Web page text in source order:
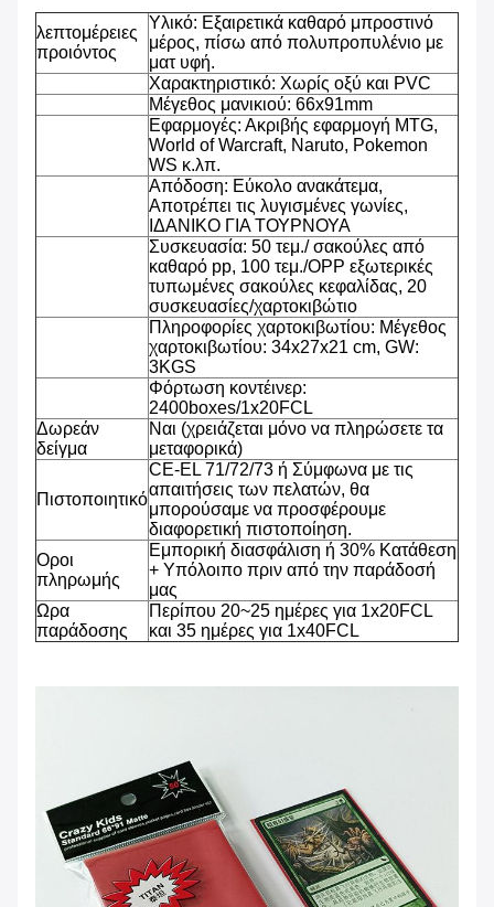
λεπτομέρειες
προιόντος
Υλικό: Εξαιρετικά καθαρό μπροστινό
μέρος, πίσω από πολυπροπυλένιο με
ματ υφή.
Χαρακτηριστικό: Χωρίς οξύ και PVC
Μέγεθος μανικιού: 66x91mm
Εφαρμογές: Ακριβής εφαρμογή MTG,
World of Warcraft, Naruto, Pokemon
WS κ.λπ.
Απόδοση: Εύκολο ανακάτεμα,
Αποτρέπει τις λυγισμένες γωνίες,
ΙΔΑΝΙΚΟ ΓΙΑ ΤΟΥΡΝΟΥΑ
Συσκευασία: 50 τεμ./ σακούλες από
καθαρό pp, 100 τεμ./OPP εξωτερικές
τυπωμένες σακούλες κεφαλίδας, 20
συσκευασίες/χαρτοκιβώτιο
Πληροφορίες χαρτοκιβωτίου: Μέγεθος
χαρτοκιβωτίου: 34x27x21 cm, GW:
3KGS
Φόρτωση κοντέινερ:
2400boxes/1x20FCL
Δωρεάν
δείγμα
Ναι (χρειάζεται μόνο να πληρώσετε τα
μεταφορικά)
Πιστοποιητικό
CE-EL 71/72/73 ή Σύμφωνα με τις
απαιτήσεις των πελατών, θα
μπορούσαμε να προσφέρουμε
διαφορετική πιστοποίηση.
Οροι
πληρωμής
Εμπορική διασφάλιση ή 30% Κατάθεση
+ Υπόλοιπο πριν από την παράδοσή
μας
Ωρα
παράδοσης
Περίπου 20~25 ημέρες για 1x20FCL
και 35 ημέρες για 1x40FCL